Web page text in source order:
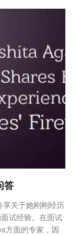
答
关于她刚刚经历
试经验。在面试
方面的专家，因